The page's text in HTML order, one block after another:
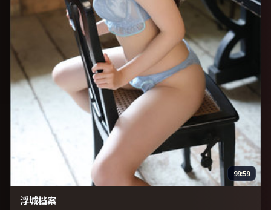
99:59
浮城档案